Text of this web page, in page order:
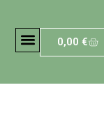
0,00€